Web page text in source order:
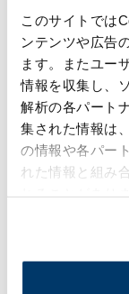
このサイトでは
ンテンツや広告
ます。またユー
情報を収集し、
解析の各パート
集された情報は
の情報や各パー
れた情報と組み
ケミカル事業